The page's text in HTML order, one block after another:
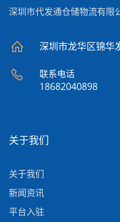
深圳市代发通仓储物流有限
深圳市龙华区锦华
联系电话
18682040898
关于我们
关于我们
新闻资讯
平台入驻